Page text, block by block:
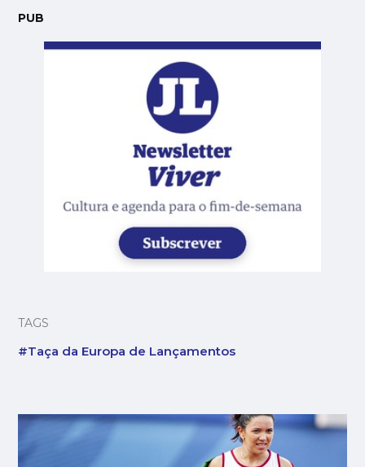
PUB
TAGS
#Taça da Europa de Lançamentos